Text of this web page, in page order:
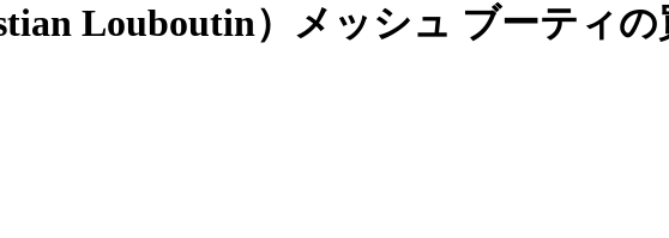
Louboutin）メッシュ ブーティの